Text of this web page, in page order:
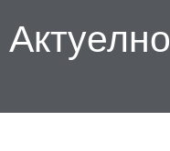
Актуелно